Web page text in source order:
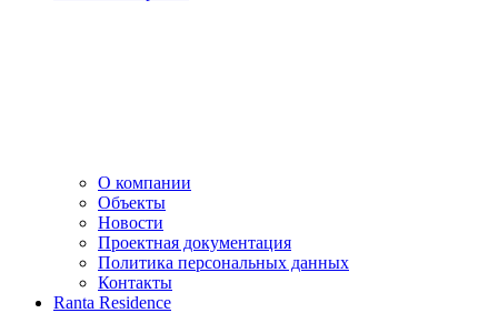
О компании
Объекты
Новости
Проектная документация
Политика персональных данных
Контакты
Ranta Residence